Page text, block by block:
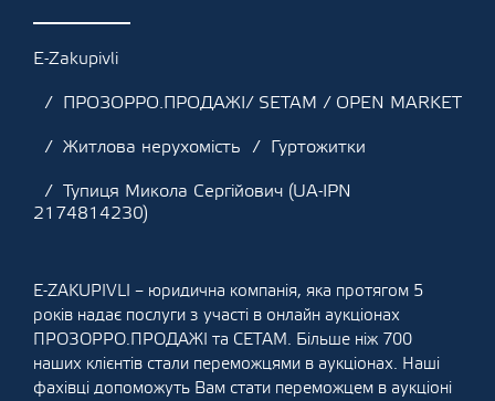
E-Zakupivli
ПРОЗОРРО.ПРОДАЖІ/ SETAM / OPEN MARKET
Житлова нерухомість
Гуртожитки
Тупиця Микола Сергійович (UA-IPN
2174814230)
E-ZAKUPIVLI – юридична компанія, яка протягом 5
років надає послуги з участі в онлайн аукціонах
ПРОЗОРРО.ПРОДАЖІ та СЕТАМ. Більше ніж 700
наших клієнтів стали переможцями в аукціонах. Наші
фахівці допоможуть Вам стати переможцем в аукціоні